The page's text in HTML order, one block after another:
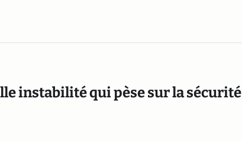
instabilité qui pèse sur la sécurité